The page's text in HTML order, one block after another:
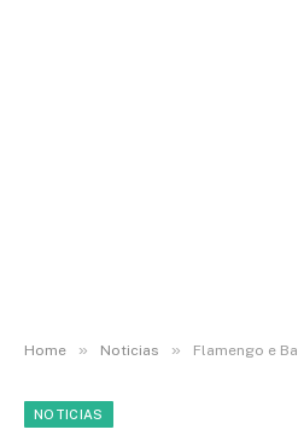
Home » Noticias » Flamengo e Barcelona
NOTICIAS